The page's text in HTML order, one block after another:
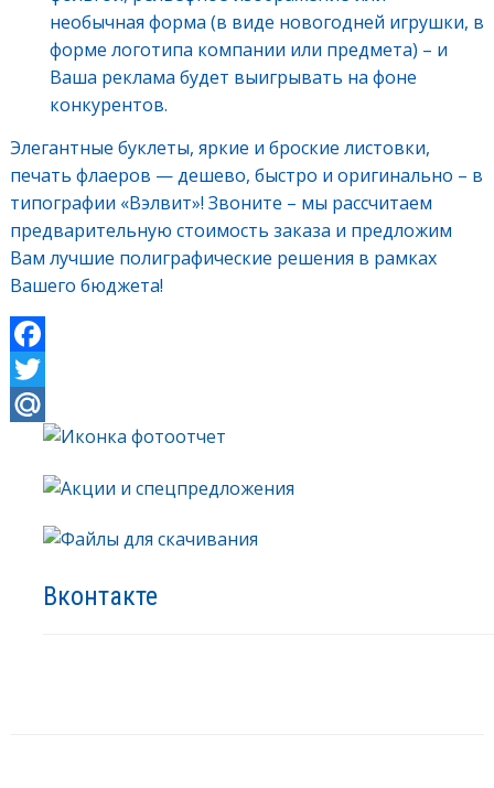
необычная форма (в виде новогодней игрушки, в
форме логотипа компании или предмета) – и
Ваша реклама будет выигрывать на фоне
конкурентов.
Элегантные буклеты, яркие и броские листовки,
печать флаеров — дешево, быстро и оригинально – в
типографии «Вэлвит»! Звоните – мы рассчитаем
предварительную стоимость заказа и предложим
Вам лучшие полиграфические решения в рамках
Вашего бюджета!
F
a
T
Вконтакте